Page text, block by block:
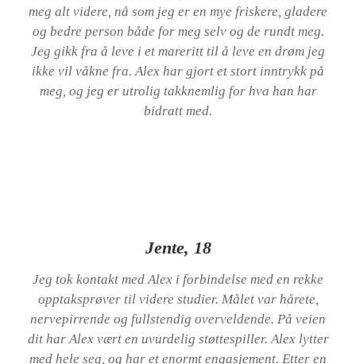
meg alt videre, nå som jeg er en mye friskere, gladere
og bedre person både for meg selv og de rundt meg.
Jeg gikk fra å leve i et mareritt til å leve en drøm jeg
ikke vil våkne fra. Alex har gjort et stort inntrykk på
meg, og jeg er utrolig takknemlig for hva han har
bidratt med.
Jente, 18
Jeg tok kontakt med Alex i forbindelse med en rekke
opptaksprøver til videre studier. Målet var hårete,
nervepirrende og fullstendig overveldende. På veien
dit har Alex vært en uvurdelig støttespiller. Alex lytter
med hele seg, og har et enormt engasjement. Etter en